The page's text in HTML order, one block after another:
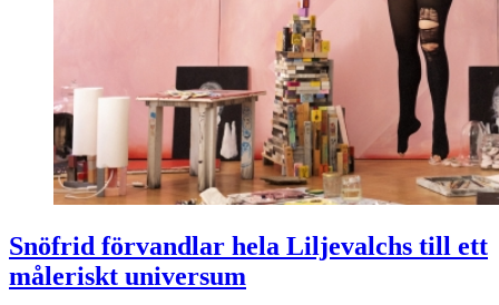
Snöfrid förvandlar hela Liljevalchs till ett
måleriskt universum